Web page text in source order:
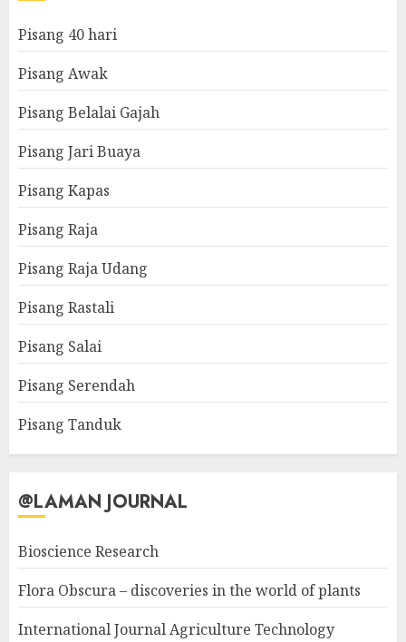
Pisang 40 hari
Pisang Awak
Pisang Belalai Gajah
Pisang Jari Buaya
Pisang Kapas
Pisang Raja
Pisang Raja Udang
Pisang Rastali
Pisang Salai
Pisang Serendah
Pisang Tanduk
@LAMAN JOURNAL
Bioscience Research
Flora Obscura – discoveries in the world of plants
International Journal Agriculture Technology